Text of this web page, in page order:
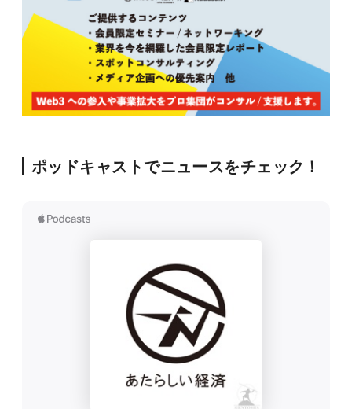
ポッドキャストでニュースをチェック！